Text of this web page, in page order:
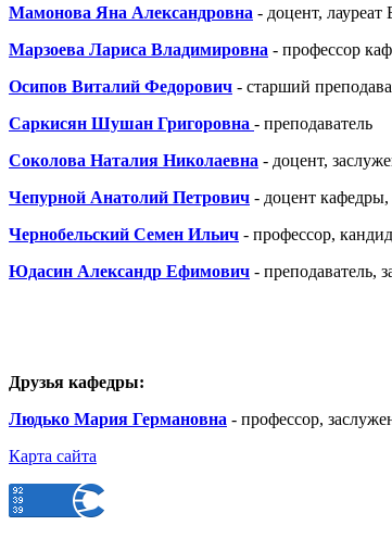
Мамонова Яна Александровна - доцент,
Марзоева Лариса Владимировна - профессор
Осипов Виталий Федорович - старший
Саркисян Шушан Григоровна - преподаватель
Соколова Наталия Николаевна - доцент,
Чепурной Анатолий Петрович - доцент
Чернобельский Семен Ильич - профессор,
Юдасин Александр Ефимович - преподаватель,
Друзья кафедры:
Людько Мария Германовна - профессор,
гг.);
артистка
доцент
сменившая
на
этой
должности
(в
период
2013
артистка
профессор
Алексеева;
доцент
В.Н.
Карлова;
Карта сайта